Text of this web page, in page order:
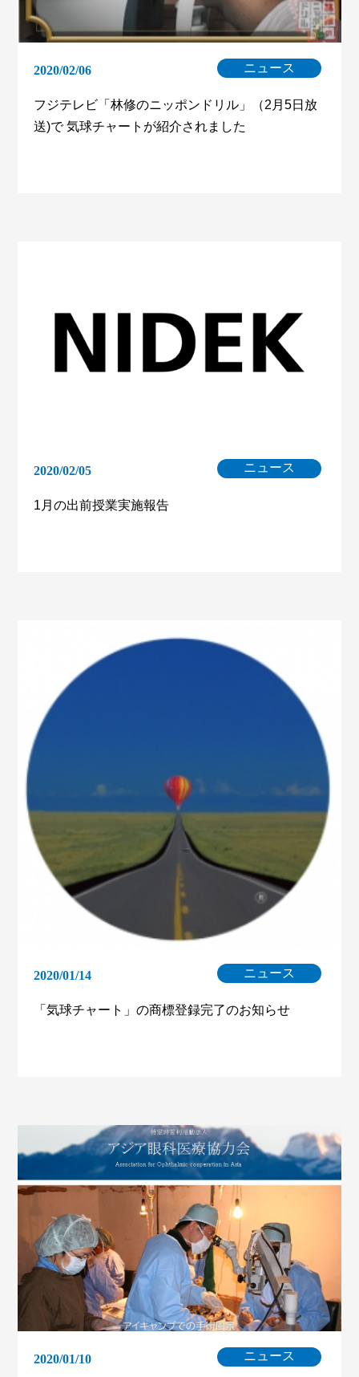
2020/02/06 ニュース
フジテレビ「林修のニッポンドリル」（2月5日放
送)で 気球チャートが紹介されました
2020/02/05 ニュース
1月の出前授業実施報告
2020/01/14 ニュース
「気球チャート」の商標登録完了のお知らせ
2020/01/10 ニュース